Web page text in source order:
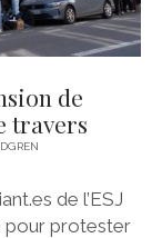
de
travers
de l’ESJ
pour protester